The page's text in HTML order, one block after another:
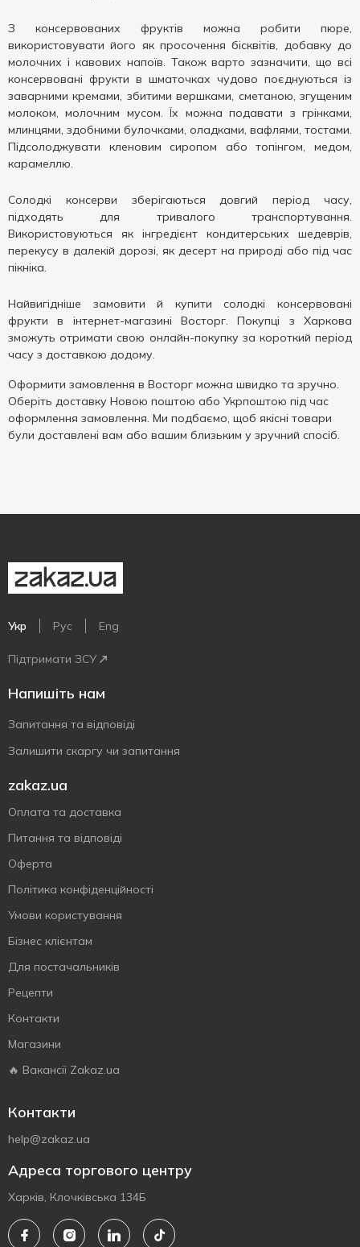
З консервованих фруктів можна робити пюре,
використовувати його як просочення бісквітів, добавку до
молочних і кавових напоїв. Також варто зазначити, що всі
консервовані фрукти в шматочках чудово поєднуються із
заварними кремами, збитими вершками, сметаною, згущеним
молоком, молочним мусом. Їх можна подавати з грінками,
млинцями, здобними булочками, оладками, вафлями, тостами.
Підсолоджувати кленовим сиропом або топінгом, медом,
карамеллю.
Солодкі консерви зберігаються довгий період часу,
підходять для тривалого транспортування.
Використовуються як інгредієнт кондитерських шедеврів,
перекусу в далекій дорозі, як десерт на природі або під час
пікніка.
Найвигідніше замовити й купити солодкі консервовані
фрукти в інтернет-магазині Восторг. Покупці з Харкова
зможуть отримати свою онлайн-покупку за короткий період
часу з доставкою додому.
Оформити замовлення в Восторг можна швидко та зручно.
Оберіть доставку Новою поштою або Укрпоштою під час
оформлення замовлення. Ми подбаємо, щоб якісні товари
були доставлені вам або вашим близьким у зручний спосіб.
Укр Рус Eng
Підтримати ЗСУ
Напишіть нам
Запитання та відповіді
Залишити скаргу чи запитання
zakaz.ua
Оплата та доставка
Питання та відповіді
Оферта
Політика конфіденційності
Умови користування
Бізнес клієнтам
Для постачальників
Рецепти
Контакти
Магазини
🔥 Вакансії Zakaz.ua
Контакти
help@zakaz.ua
Адреса торгового центру
Харків, Клочківська 134Б